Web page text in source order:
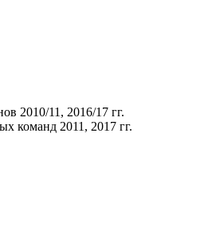
2010/11, 2016/17 гг.
команд 2011, 2017 гг.